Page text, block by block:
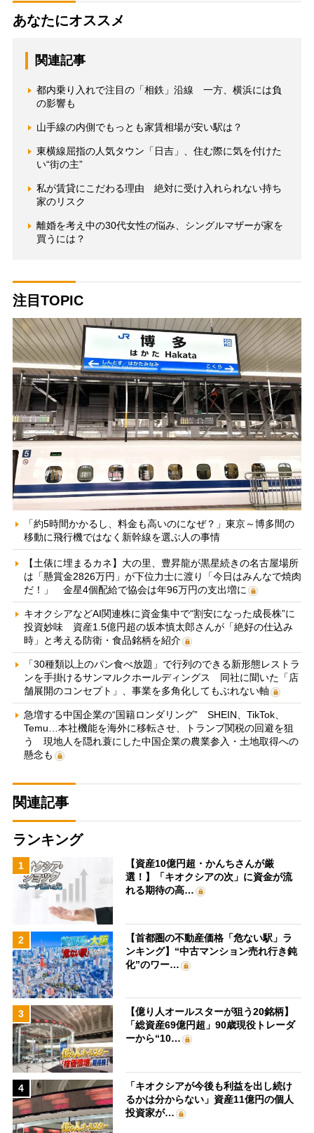
あなたにオススメ
関連記事
都内乗り入れで注目の「相鉄」沿線 一方、横浜には負
の影響も
山手線の内側でもっとも家賃相場が安い駅は？
東横線屈指の人気タウン「日吉」、住む際に気を付けた
い“街の主”
私が賃貸にこだわる理由 絶対に受け入れられない持ち
家のリスク
離婚を考え中の30代女性の悩み、シングルマザーが家を
買うには？
注目TOPIC
「約5時間かかるし、料金も高いのになぜ？」東京～博多間の
移動に飛行機ではなく新幹線を選ぶ人の事情
【土俵に埋まるカネ】大の里、豊昇龍が黒星続きの名古屋場所
は「懸賞金2826万円」が下位力士に渡り「今日はみんなで焼肉
だ！」 金星4個配給で協会は年96万円の支出増に
キオクシアなどAI関連株に資金集中で“割安になった成長株”に
投資妙味 資産1.5億円超の坂本慎太郎さんが「絶好の仕込み
時」と考える防衛・食品銘柄を紹介
「30種類以上のパン食べ放題」で行列のできる新形態レストラ
ンを手掛けるサンマルクホールディングス 同社に聞いた「店
舗展開のコンセプト」、事業を多角化してもぶれない軸
急増する中国企業の“国籍ロンダリング” SHEIN、TikTok、
Temu…本社機能を海外に移転させ、トランプ関税の回避を狙
う 現地人を隠れ蓑にした中国企業の農業参入・土地取得への
懸念も
関連記事
ランキング
1
【資産10億円超・かんちさんが厳
選！】「キオクシアの次」に資金が流
れる期待の高…
2
【首都圏の不動産価格「危ない駅」ラ
ンキング】“中古マンション売れ行き鈍
化”のワー…
3
【億り人オールスターが狙う20銘柄】
「総資産69億円超」90歳現役トレーダ
ーから“10…
4
「キオクシアが今後も利益を出し続け
るかは分からない」資産11億円の個人
投資家が…